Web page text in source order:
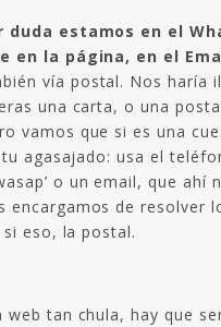
duda estamos en el
en la página, en el
vía postal. Nos haría
una carta, o una
vamos que si es una
agasajado: usa el
o un email, que ahí
encargamos de resolver
eso, la postal.
web tan chula, hay que